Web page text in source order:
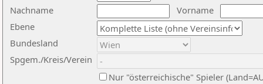
Nachname
Vorname
Ebene
Bundesland
Spgem./Kreis/Verein
Nur "österreichische" Spieler